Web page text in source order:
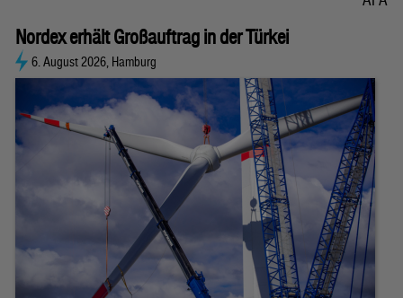
Nordex erhält Großauftrag in der Türkei
6. August 2026, Hamburg